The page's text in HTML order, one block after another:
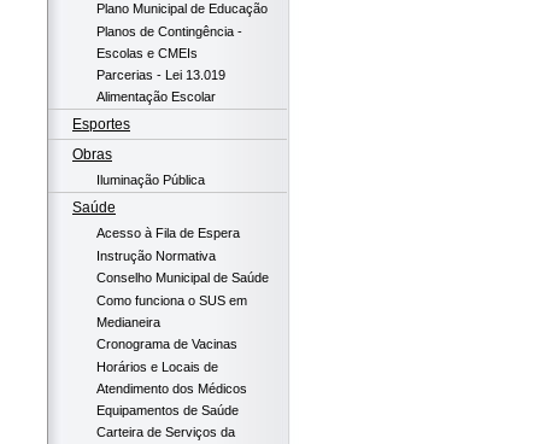
Plano Municipal de Educação
Planos de Contingência -
Escolas e CMEIs
Parcerias - Lei 13.019
Alimentação Escolar
Esportes
Obras
Iluminação Pública
Saúde
Acesso à Fila de Espera
Instrução Normativa
Conselho Municipal de Saúde
Como funciona o SUS em
Medianeira
Cronograma de Vacinas
Horários e Locais de
Atendimento dos Médicos
Equipamentos de Saúde
Carteira de Serviços da